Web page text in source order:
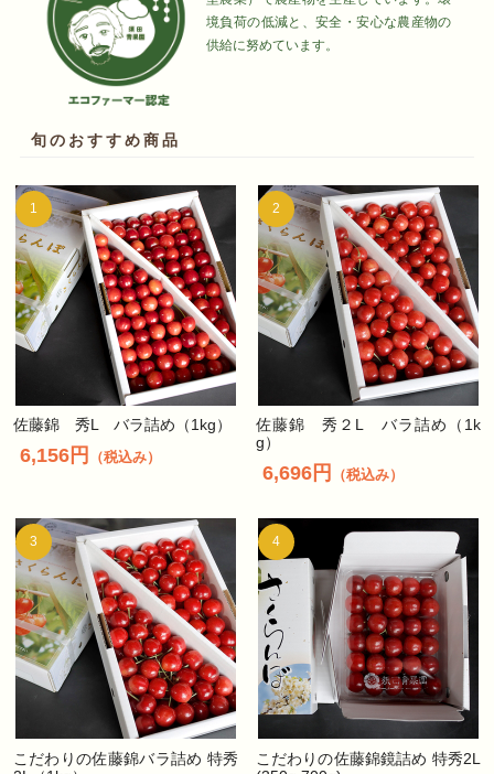
境負荷の低減と、安全・安心な農産物の
供給に努めています。
旬のおすすめ商品
1
佐藤錦 秀L バラ詰め（1kg）
6,156円 （税込み）
2
佐藤錦 秀２L バラ詰め（1k
g）
6,696円 （税込み）
3
こだわりの佐藤錦バラ詰め 特秀
4
こだわりの佐藤錦鏡詰め 特秀2L